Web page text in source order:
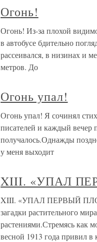
Огонь!
Огонь! Из-за плохой
в автобусе бдительно
рассеивался, в низинах и
метров. До
Огонь упал!
Огонь упал! Я сочинял
писателей и каждый вечер
получалось.Однажды
у меня выходит
XIII. «УПАЛ
XIII. «УПАЛ ПЕРВЫЙ ПЛОД
загадки растительного
растениями.Стремясь как
весной 1913 года привил в